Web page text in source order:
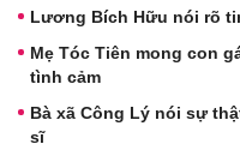
Lương Bích Hữu nói rõ
Mẹ Tóc Tiên mong con
tình cảm
Bà xã Công Lý nói sự
sĩ